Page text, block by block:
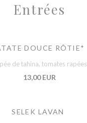
Entrées
DOUCE RÔTIE*
de tahina, tomates rapées
13,00 EUR
SELEK LAVAN